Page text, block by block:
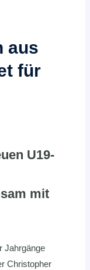
aus
für
U19-
mit
Jahrgänge
Christopher